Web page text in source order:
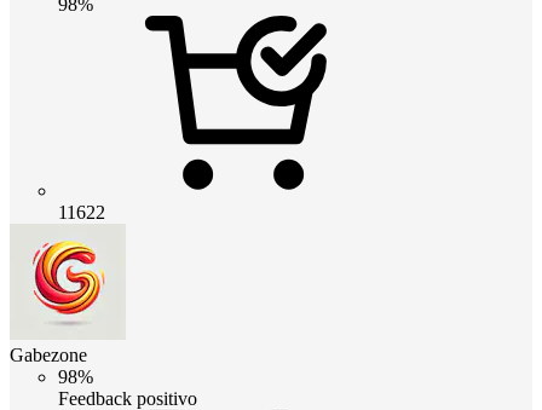
11622
Gabezone
98%
Feedback positivo